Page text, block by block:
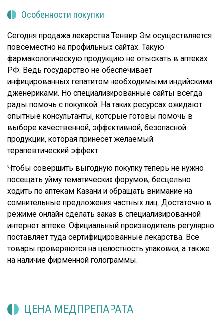
Особенности покупки
Сегодня продажа лекарства Тенвир Эм осуществляется
повсеместно на профильных сайтах. Такую
фармакологическую продукцию не отыскать в аптеках
РФ. Ведь государство не обеспечивает
инфицированных гепатитом необходимыми индийскими
дженериками. Но специализированные сайты всегда
рады помочь с покупкой. На таких ресурсах ожидают
опытные консультанты, которые готовы помочь в
выборе качественной, эффективной, безопасной
продукции, которая принесет желаемый
терапевтический эффект.
Чтобы совершить выгодную покупку теперь не нужно
посещать уйму тематических форумов, бесцельно
ходить по аптекам Казани и обращать внимание на
сомнительные предложения частных лиц. Достаточно в
режиме онлайн сделать заказ в специализированной
интернет аптеке. Официальный производитель регулярно
поставляет туда сертифицированные лекарства. Все
товары проверяются на целостность упаковки, а также
на наличие фирменной голограммы.
ЦЕНА МЕДПРЕПАРАТА